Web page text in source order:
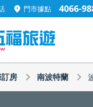
location_on 門市據點 4066-
訂房 南波特蘭